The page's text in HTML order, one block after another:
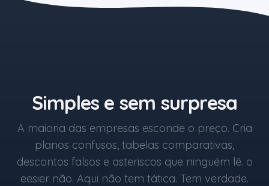
Simples e sem surpresa
A maioria das empresas esconde o preço. Cria
planos confusos, tabelas comparativas,
descontos falsos e asteriscos que ninguém lê. o
eesier não. Aqui não tem tática. Tem verdade.